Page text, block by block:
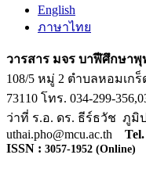
English
ภาษาไทย
วารสาร มจร บาฬีศึกษา
108/5 หมู่ 2 ตำบลหอมเก
73110 โทร. 034-299-
ว่าที่ ร.อ. ดร. ธีร์ธวัช ภูมิ
uthai.pho@mcu.ac.th Tel.
ISSN : 3057-1952 (Online)